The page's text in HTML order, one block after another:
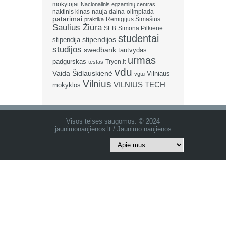
mokytojai Nacionalinis egzaminų centras
naktinis kinas nauja daina olimpiada
patarimai praktika Remigijus Šimašius
Saulius Žiūra SEB Simona Pilkienė
stipendija stipendijos studentai
studijos swedbank tautvydas
padgurskas testas Tryon.lt urmas
Vaida Šidlauskienė vdu vgtu Vilniaus
mokyklos Vilnius VILNIUS TECH
Visos teisės saugomos. © 2024
jaunimonaujienos.lt / Jaunimo naujienos